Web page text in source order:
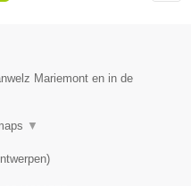
Mariemont en in de
▼
)